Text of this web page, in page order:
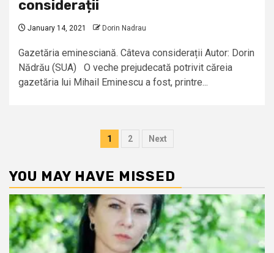
considerații
January 14, 2021 Dorin Nadrau
Gazetăria eminesciană. Câteva considerații Autor: Dorin
Nădrău (SUA) O veche prejudecată potrivit căreia
gazetăria lui Mihail Eminescu a fost, printre...
Posts
1 2 Next
YOU MAY HAVE MISSED